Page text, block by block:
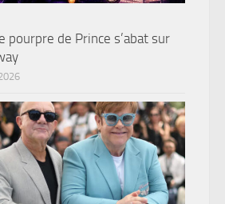
pourpre de Prince s’abat sur